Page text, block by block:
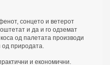
сонцето и ветерот
и да и го одземат
од палетата производи
од природата.
и економични.